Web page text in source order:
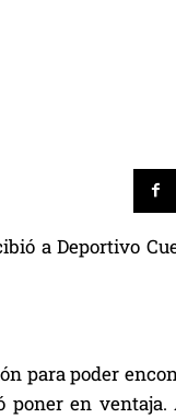
a Deportivo
para poder
en ventaja.